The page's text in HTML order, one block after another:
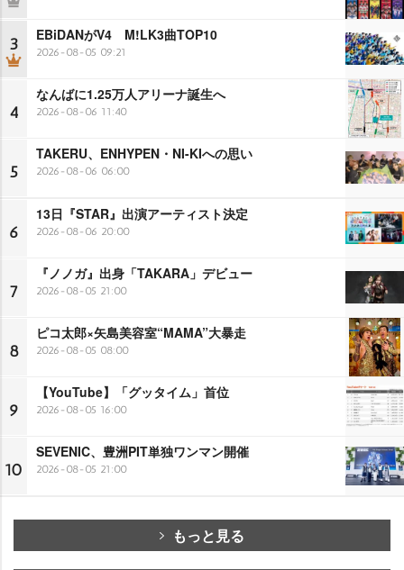
3 EBiDANがV4 M!LK3曲TOP10
2026-08-05 09:21
4
なんばに1.25万人アリーナ誕生へ
2026-08-06 11:40
5
TAKERU、ENHYPEN・NI-KIへの思い
2026-08-06 06:00
6
13日『STAR』出演アーティスト決定
2026-08-06 20:00
7
『ノノガ』出身「TAKARA」デビュー
2026-08-05 21:00
8
ピコ太郎×矢島美容室“MAMA”大暴走
2026-08-05 08:00
9
【YouTube】「グッタイム」首位
2026-08-05 16:00
10
SEVENIC、豊洲PIT単独ワンマン開催
2026-08-05 21:00
もっと見る